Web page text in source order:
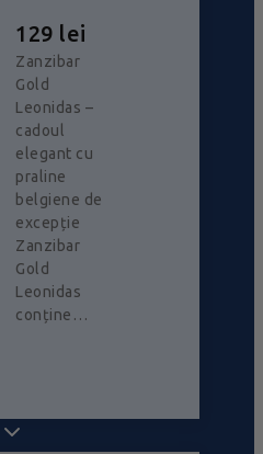
129 lei
Zanzibar
Gold
Leonidas –
cadoul
elegant cu
praline
belgiene de
excepție
Zanzibar
Gold
Leonidas
conține…